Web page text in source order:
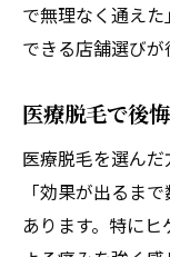
で無理なく通え
できる店舗選びが
医療脱毛で後
医療脱毛を選んだ
「効果が出るま
あります。特に